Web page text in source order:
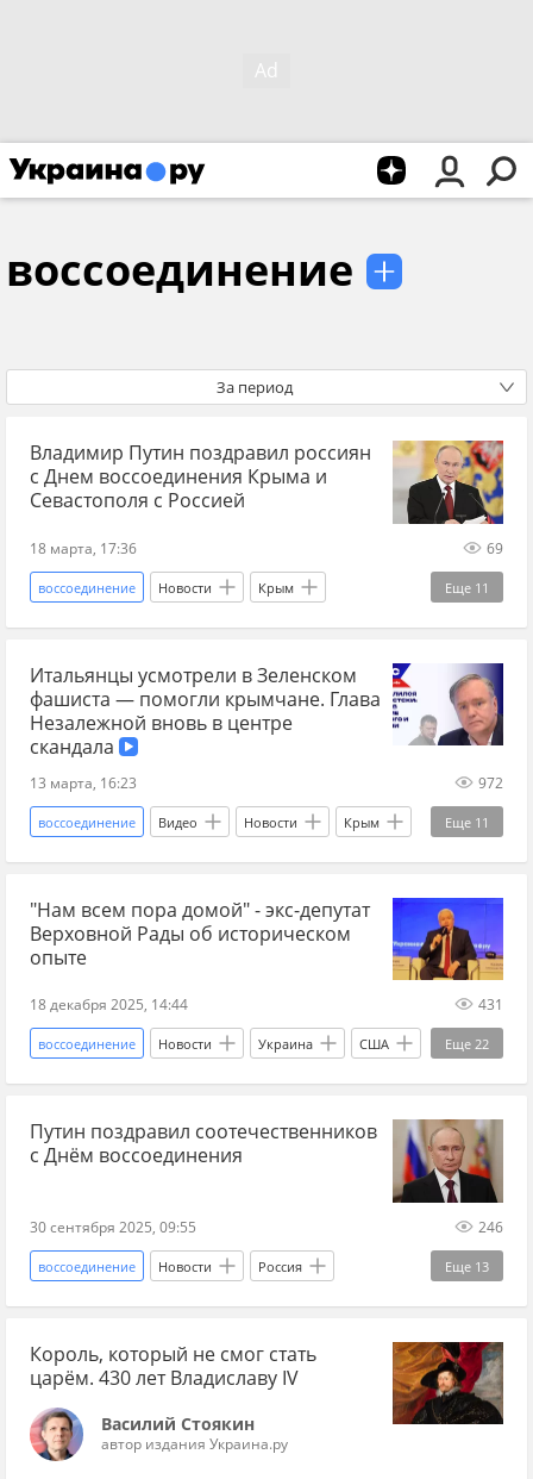
воссоединение
За период
Владимир Путин поздравил россиян
с Днем воссоединения Крыма и
Севастополя с Россией
18 марта, 17:36 69
Еще 11
воссоединение Новости Крым
Севастополь Россия Владимир Путин
Чей Крым Новые регионы
восстановление Строительство
социальная политика
Итальянцы усмотрели в Зеленском
фашиста — помогли крымчане. Глава
Незалежной вновь в центре
скандала
13 марта, 16:23 972
Еще 11
воссоединение Видео Новости Крым
Россия Киев Владимир Зеленский
Politico скандал неонацисты
Италия Европа аналитики
"Нам всем пора домой" - экс-депутат
Верховной Рады об историческом
опыте
18 декабря 2025, 14:44 431
Еще 22
воссоединение Новости Украина США
Малороссия Владимир Зеленский
Владимир Олейник Джордж Сорос
украинские националисты
история Малороссии
Донбасс коррупция денацификация
госпереворот Русский мир
Путин поздравил соотечественников
с Днём воссоединения
30 сентября 2025, 09:55 246
Еще 13
воссоединение Новости Россия
Донбасс Новороссия Владимир Путин
президент СВО праздники
ДНР Донецкая Народная Республика
Луганская Народная Республика
Король, который не смог стать
царём. 430 лет Владиславу IV
Василий Стоякин
автор издания Украина.ру